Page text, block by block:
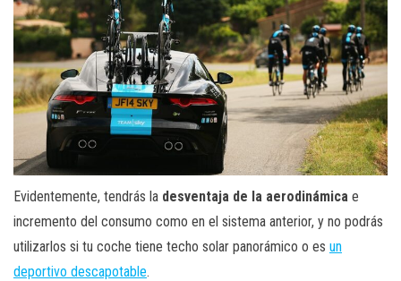
Evidentemente, tendrás la desventaja de la aerodinámica e
incremento del consumo como en el sistema anterior, y no podrás
utilizarlos si tu coche tiene techo solar panorámico o es un
deportivo descapotable.